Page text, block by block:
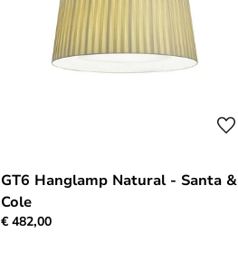
GT6 Hanglamp Natural - Santa &
Cole
€ 482,00